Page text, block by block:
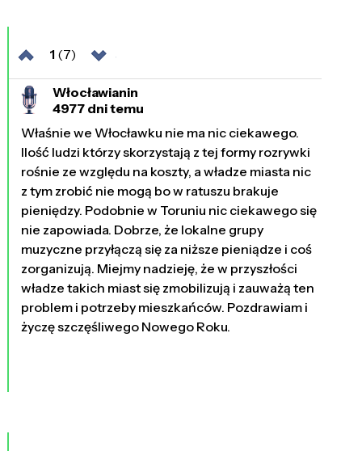
1(7)
Włocławianin
4977 dni temu
Właśnie we Włocławku nie ma nic ciekawego.
Ilość ludzi którzy skorzystają z tej formy rozrywki
rośnie ze względu na koszty, a władze miasta nic
z tym zrobić nie mogą bo w ratuszu brakuje
pieniędzy. Podobnie w Toruniu nic ciekawego się
nie zapowiada. Dobrze, że lokalne grupy
muzyczne przyłączą się za niższe pieniądze i coś
zorganizują. Miejmy nadzieję, że w przyszłości
władze takich miast się zmobilizują i zauważą ten
problem i potrzeby mieszkańców. Pozdrawiam i
życzę szczęśliwego Nowego Roku.